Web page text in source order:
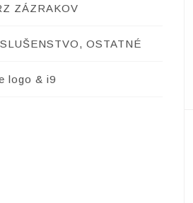
ZÁZRAKOV
OSTATNÉ
logo & i9